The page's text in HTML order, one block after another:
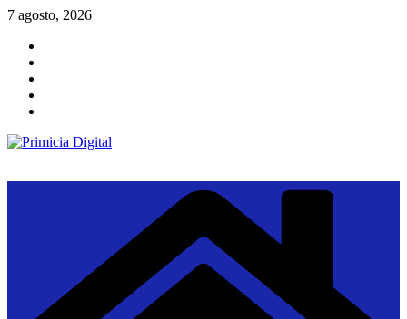
Saltar
contenido
7 agosto, 2026